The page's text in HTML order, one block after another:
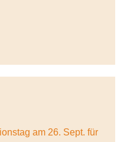
am 26. Sept. für